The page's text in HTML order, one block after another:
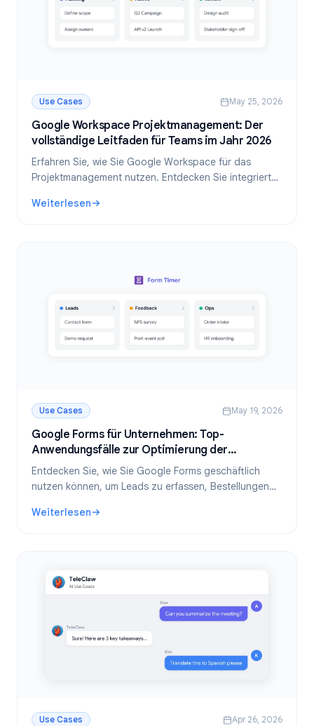
Use Cases May 25, 2026
Google Workspace Projektmanagement: Der
vollständige Leitfaden für Teams im Jahr 2026
Erfahren Sie, wie Sie Google Workspace für das
Projektmanagement nutzen. Entdecken Sie integrierte
Teamzusammenarbeit in Google Tasks ermöglicht.
Weiterlesen
: Google Workspace Projektmanagement: Der
Use Cases May 19, 2026
Google Forms für Unternehmen: Top-
Anwendungsfälle zur Optimierung der
Datenerfassung
Entdecken Sie, wie Sie Google Forms geschäftlich
nutzen können, um Leads zu erfassen, Bestellungen
zu automatisieren. Praktische Anwendungsfälle mit
Weiterlesen
: Google Forms für Unternehmen: Top-Anwendungsfälle
Use Cases Apr 26, 2026